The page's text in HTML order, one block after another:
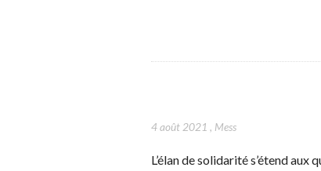
4 août 2021 , Mess
L’élan de solidarité s’étend